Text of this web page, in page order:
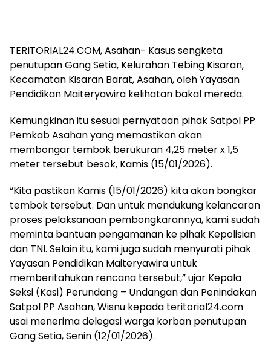
TERITORIAL24.COM, Asahan- Kasus sengketa
penutupan Gang Setia, Kelurahan Tebing Kisaran,
Kecamatan Kisaran Barat, Asahan, oleh Yayasan
Pendidikan Maiteryawira kelihatan bakal mereda.
Kemungkinan itu sesuai pernyataan pihak Satpol PP
Pemkab Asahan yang memastikan akan
membongar tembok berukuran 4,25 meter x 1,5
meter tersebut besok, Kamis (15/01/2026).
“Kita pastikan Kamis (15/01/2026) kita akan bongkar
tembok tersebut. Dan untuk mendukung kelancaran
proses pelaksanaan pembongkarannya, kami sudah
meminta bantuan pengamanan ke pihak Kepolisian
dan TNI. Selain itu, kami juga sudah menyurati pihak
Yayasan Pendidikan Maiteryawira untuk
memberitahukan rencana tersebut,” ujar Kepala
Seksi (Kasi) Perundang – Undangan dan Penindakan
Satpol PP Asahan, Wisnu kepada teritorial24.com
usai menerima delegasi warga korban penutupan
Gang Setia, Senin (12/01/2026).